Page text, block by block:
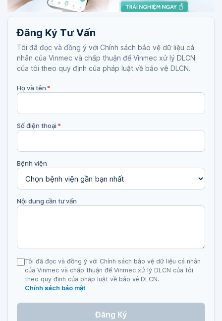
Đăng Ký Tư Vấn
Tôi đã đọc và đồng ý với Chính sách bảo vệ dữ liệu cá
nhân của Vinmec và chấp thuận để Vinmec xử lý DLCN
của tôi theo quy định của pháp luật về bảo vệ DLCN.
Họ và tên*
Số điện thoại*
Bệnh viện
Nội dung cần tư vấn
Tôi đã đọc và đồng ý với Chính sách bảo vệ dữ liệu cá nhân
của Vinmec và chấp thuận để Vinmec xử lý DLCN của tôi
theo quy định của pháp luật về bảo vệ DLCN.
Chính sách bảo mật
Đăng Ký